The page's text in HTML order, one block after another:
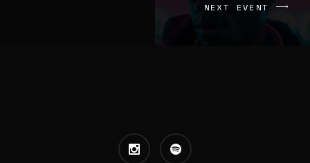
NEXT EVENT